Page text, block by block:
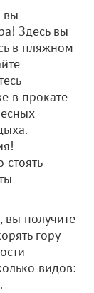
вы
Здесь вы
в пляжном
в прокате
получите
гору
видов: